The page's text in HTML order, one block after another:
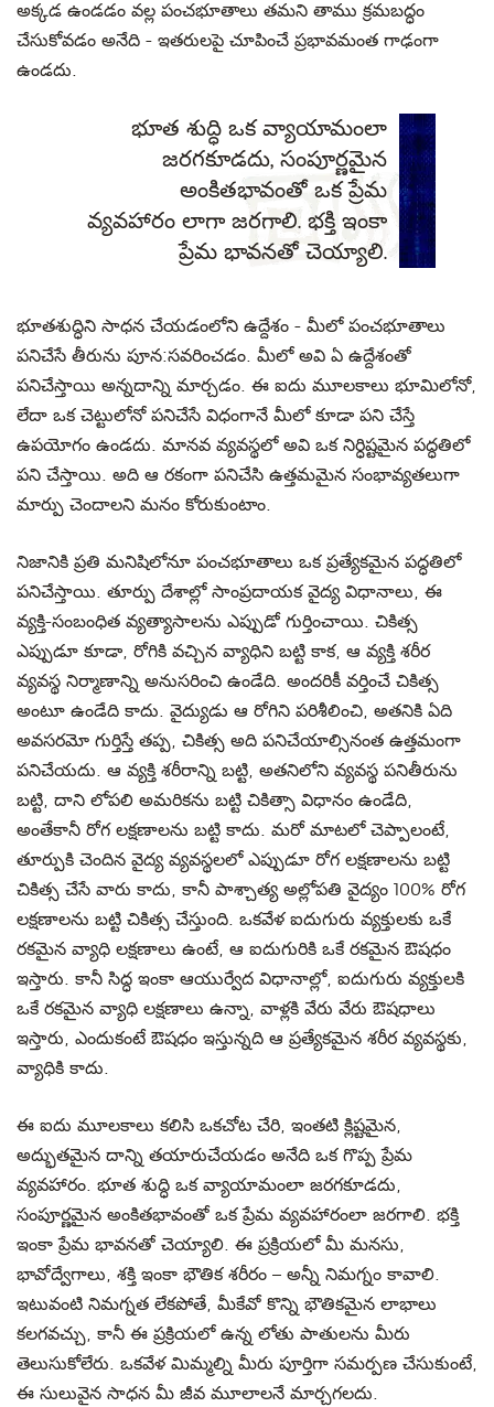
అక్కడ ఉండడం వల్ల పంచభూతాలు తమని తాము క్రమబద్ధం
చేసుకోవడం అనేది - ఇతరులపై చూపించే ప్రభావమంత గాఢంగా
ఉండదు.
భూత శుద్ధి ఒక వ్యాయామంలా
జరగకూడదు, సంపూర్ణమైన
అంకితభావంతో ఒక ప్రేమ
వ్యవహారం లాగా జరగాలి. భక్తి ఇంకా
ప్రేమ భావనతో చెయ్యాలి.
భూతశుద్ధిని సాధన చేయడంలోని ఉద్దేశం - మీలో పంచభూతాలు
పనిచేసే తీరును పూన:సవరించడం. మీలో అవి ఏ ఉద్దేశంతో
పనిచేస్తాయి అన్నదాన్ని మార్చడం. ఈ ఐదు మూలకాలు భూమిలోనో,
లేదా ఒక చెట్టులోనో పనిచేసే విధంగానే మీలో కూడా పని చేస్తే
ఉపయోగం ఉండదు. మానవ వ్యవస్థలో అవి ఒక నిర్ధిష్టమైన పద్ధతిలో
పని చేస్తాయి. అది ఆ రకంగా పనిచేసి ఉత్తమమైన సంభావ్యతలుగా
మార్పు చెందాలని మనం కోరుకుంటాం.
నిజానికి ప్రతి మనిషిలోనూ పంచభూతాలు ఒక ప్రత్యేకమైన పద్ధతిలో
పనిచేస్తాయి. తూర్పు దేశాల్లో సాంప్రదాయక వైద్య విధానాలు, ఈ
వ్యక్తి-సంబంధిత వ్యత్యాసాలను ఎప్పుడో గుర్తించాయి. చికిత్స
ఎప్పుడూ కూడా, రోగికి వచ్చిన వ్యాధిని బట్టి కాక, ఆ వ్యక్తి శరీర
వ్యవస్థ నిర్మాణాన్ని అనుసరించి ఉండేది. అందరికీ వర్తించే చికిత్స
అంటూ ఉండేది కాదు. వైద్యుడు ఆ రోగిని పరిశీలించి, అతనికి ఏది
అవసరమో గుర్తిస్తే తప్ప, చికిత్స అది పనిచేయాల్సినంత ఉత్తమంగా
పనిచేయదు. ఆ వ్యక్తి శరీరాన్ని బట్టి, అతనిలోని వ్యవస్థ పనితీరును
బట్టి, దాని లోపలి అమరికను బట్టి చికిత్సా విధానం ఉండేది,
అంతేకానీ రోగ లక్షణాలను బట్టి కాదు. మరో మాటలో చెప్పాలంటే,
తూర్పుకి చెందిన వైద్య వ్యవస్థలలో ఎప్పుడూ రోగ లక్షణాలను బట్టి
చికిత్స చేసే వారు కాదు, కానీ పాశ్చాత్య అల్లోపతి వైద్యం 100% రోగ
లక్షణాలను బట్టి చికిత్స చేస్తుంది. ఒకవేళ ఐదుగురు వ్యక్తులకు ఒకే
రకమైన వ్యాధి లక్షణాలు ఉంటే, ఆ ఐదుగురికి ఒకే రకమైన ఔషధం
ఇస్తారు. కానీ సిద్ధ ఇంకా ఆయుర్వేద విధానాల్లో, ఐదుగురు వ్యక్తులకి
ఒకే రకమైన వ్యాధి లక్షణాలు ఉన్నా, వాళ్లకి వేరు వేరు ఔషధాలు
ఇస్తారు, ఎందుకంటే ఔషధం ఇస్తున్నది ఆ ప్రత్యేకమైన శరీర వ్యవస్థకు,
వ్యాధికి కాదు.
ఈ ఐదు మూలకాలు కలిసి ఒకచోట చేరి, ఇంతటి క్లిష్టమైన,
అద్భుతమైన దాన్ని తయారుచేయడం అనేది ఒక గొప్ప ప్రేమ
వ్యవహారం. భూత శుద్ధి ఒక వ్యాయామంలా జరగకూడదు,
సంపూర్ణమైన అంకితభావంతో ఒక ప్రేమ వ్యవహారంలా జరగాలి. భక్తి
ఇంకా ప్రేమ భావనతో చెయ్యాలి. ఈ ప్రక్రియలో మీ మనసు,
భావోద్వేగాలు, శక్తి ఇంకా భౌతిక శరీరం – అన్నీ నిమగ్నం కావాలి.
ఇటువంటి నిమగ్నత లేకపోతే, మీకేవో కొన్ని భౌతికమైన లాభాలు
కలగవచ్చు, కానీ ఈ ప్రక్రియలో ఉన్న లోతు పాతులను మీరు
తెలుసుకోలేరు. ఒకవేళ మిమ్మల్ని మీరు పూర్తిగా సమర్పణ చేసుకుంటే,
ఈ సులువైన సాధన మీ జీవ మూలాలనే మార్చగలదు.